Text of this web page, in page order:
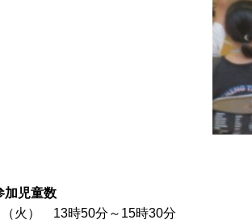
加児童数
（火） 13時50分～15時30分